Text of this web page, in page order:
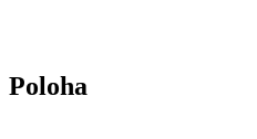
Poloha